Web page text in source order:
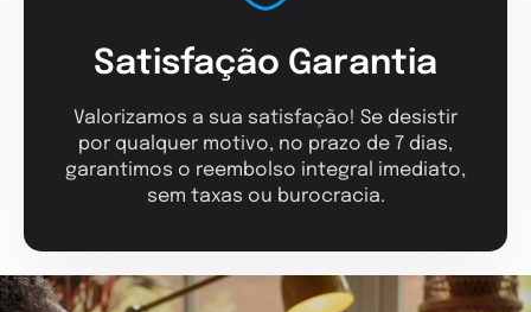
Satisfação Garantia
Valorizamos a sua satisfação! Se desistir
por qualquer motivo, no prazo de 7 dias,
garantimos o reembolso integral imediato,
sem taxas ou burocracia.